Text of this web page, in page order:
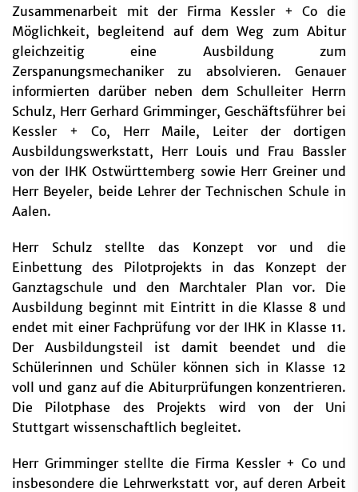
Zusammenarbeit mit der Firma Kessler + Co die
Möglichkeit, begleitend auf dem Weg zum Abitur
gleichzeitig eine Ausbildung zum
Zerspanungsmechaniker zu absolvieren. Genauer
informierten darüber neben dem Schulleiter Herrn
Schulz, Herr Gerhard Grimminger, Geschäftsführer bei
Kessler + Co, Herr Maile, Leiter der dortigen
Ausbildungswerkstatt, Herr Louis und Frau Bassler
von der IHK Ostwürttemberg sowie Herr Greiner und
Herr Beyeler, beide Lehrer der Technischen Schule in
Aalen.
Herr Schulz stellte das Konzept vor und die
Einbettung des Pilotprojekts in das Konzept der
Ganztagschule und den Marchtaler Plan vor. Die
Ausbildung beginnt mit Eintritt in die Klasse 8 und
endet mit einer Fachprüfung vor der IHK in Klasse 11.
Der Ausbildungsteil ist damit beendet und die
Schülerinnen und Schüler können sich in Klasse 12
voll und ganz auf die Abiturprüfungen konzentrieren.
Die Pilotphase des Projekts wird von der Uni
Stuttgart wissenschaftlich begleitet.
Herr Grimminger stellte die Firma Kessler + Co und
insbesondere die Lehrwerkstatt vor, auf deren Arbeit